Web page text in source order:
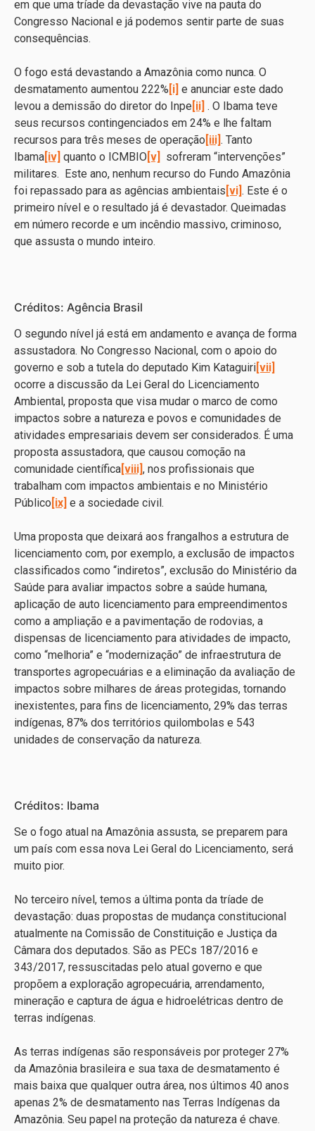
em que uma tríade da devastação vive na pauta do
Congresso Nacional e já podemos sentir parte de suas
consequências.
O fogo está devastando a Amazônia como nunca. O
desmatamento aumentou 222% [i] e anunciar este dado
levou a demissão do diretor do Inpe [ii] . O Ibama teve
seus recursos contingenciados em 24% e lhe faltam
recursos para três meses de operação [iii] . Tanto
Ibama[iv] quanto o ICMBIO [v]
sofreram “intervenções”
militares. Este ano, nenhum recurso do Fundo Amazônia
foi repassado para as agências ambientais [vi] . Este é o
primeiro nível e o resultado já é devastador. Queimadas
em número recorde e um incêndio massivo, criminoso,
que assusta o mundo inteiro.
Créditos: Agência Brasil
O segundo nível já está em andamento e avança de forma
assustadora. No Congresso Nacional, com o apoio do
governo e sob a tutela do deputado Kim Kataguiri[vii]
ocorre a discussão da Lei Geral do Licenciamento
Ambiental, proposta que visa mudar o marco de como
impactos sobre a natureza e povos e comunidades de
atividades empresariais devem ser considerados. É uma
proposta assustadora, que causou comoção na
comunidade científica[viii], nos profissionais que
trabalham com impactos ambientais e no Ministério
Público [ix] e a sociedade civil.
Uma proposta que deixará aos frangalhos a estrutura de
licenciamento com, por exemplo, a exclusão de impactos
classificados como “indiretos”, exclusão do Ministério da
Saúde para avaliar impactos sobre a saúde humana,
aplicação de auto licenciamento para empreendimentos
como a ampliação e a pavimentação de rodovias, a
dispensas de licenciamento para atividades de impacto,
como “melhoria” e “modernização” de infraestrutura de
transportes agropecuárias e a eliminação da avaliação de
impactos sobre milhares de áreas protegidas, tornando
inexistentes, para fins de licenciamento, 29% das terras
indígenas, 87% dos territórios quilombolas e 543
unidades de conservação da natureza.
Créditos: Ibama
Se o fogo atual na Amazônia assusta, se preparem para
um país com essa nova Lei Geral do Licenciamento, será
muito pior.
No terceiro nível, temos a última ponta da tríade de
devastação: duas propostas de mudança constitucional
atualmente na Comissão de Constituição e Justiça da
Câmara dos deputados. São as PECs 187/2016 e
343/2017, ressuscitadas pelo atual governo e que
propõem a exploração agropecuária, arrendamento,
mineração e captura de água e hidroelétricas dentro de
terras indígenas.
As terras indígenas são responsáveis por proteger 27%
da Amazônia brasileira e sua taxa de desmatamento é
mais baixa que qualquer outra área, nos últimos 40 anos
apenas 2% de desmatamento nas Terras Indígenas da
Amazônia. Seu papel na proteção da natureza é chave.